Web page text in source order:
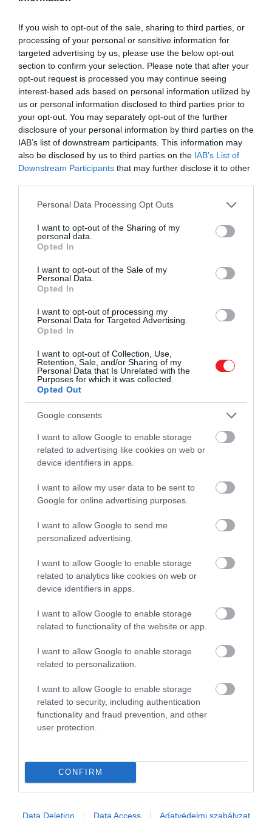
If you wish to opt-out of the sale, sharing to third parties, or
processing of your personal or sensitive information for
targeted advertising by us, please use the below opt-out
section to confirm your selection. Please note that after your
opt-out request is processed you may continue seeing
interest-based ads based on personal information utilized by
us or personal information disclosed to third parties prior to
your opt-out. You may separately opt-out of the further
disclosure of your personal information by third parties on the
IAB’s list of downstream participants. This information may
also be disclosed by us to third parties on the IAB’s List of
Downstream Participants that may further disclose it to other
Please note that this website/app uses one or more Google
not limited to your visit or usage behaviour. You may click to
grant or deny consent to Google and its third-party tags to
use your data for below specified purposes in below Google
consent section.
Personal Data Processing Opt Outs
I want to opt-out of the Sharing of my
personal data.
Opted In
I want to opt-out of the Sale of my
Personal Data.
Opted In
I want to opt-out of processing my
Personal Data for Targeted Advertising.
Opted In
I want to opt-out of Collection, Use,
Retention, Sale, and/or Sharing of my
Personal Data that Is Unrelated with the
Purposes for which it was collected.
Opted Out
Google consents
I want to allow Google to enable storage
related to advertising like cookies on web or
device identifiers in apps.
I want to allow my user data to be sent to
Google for online advertising purposes.
I want to allow Google to send me
personalized advertising.
I want to allow Google to enable storage
related to analytics like cookies on web or
device identifiers in apps.
I want to allow Google to enable storage
related to functionality of the website or app.
I want to allow Google to enable storage
related to personalization.
I want to allow Google to enable storage
related to security, including authentication
functionality and fraud prevention, and other
user protection.
CONFIRM
Data Deletion Data Access Adatvédelmi szabályzat
el különböző madárfajok fészkeibe azzal a
céllal, hogy megvizsgálják, hogyan nevelik
utódaikat tollas barátaink. Legmeglepőbb
eredményt a lazúr tündérmadarak esetén
rendkívül korán megkezdi a fiókák
oktatását.
2024. JANUÁR 17. ● HAMU ÉS GYÉMÁNT
Ez a különleges madár már
azelőtt tanítani kezdi fiókáit…
HAMU ÉS GYÉMÁNT
Művelődj, szórakozz, kíváncsiskodj, kóstolgass
és ismerd meg a Hamu és Gyémánt világát!